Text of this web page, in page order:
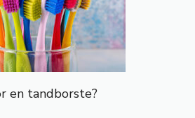
en tandborste?